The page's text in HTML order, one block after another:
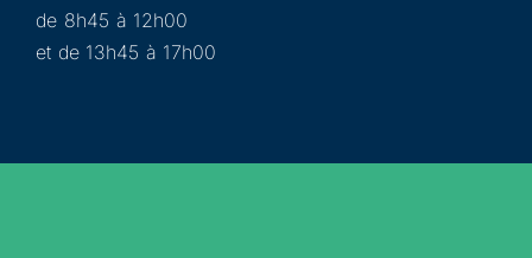
de 8h45 à 12h00
et de 13h45 à 17h00